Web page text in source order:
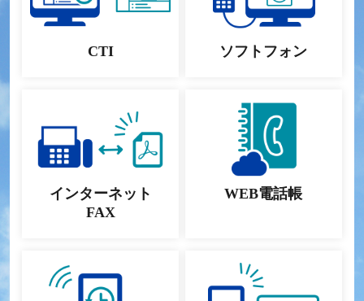
CTI ソフトフォン
インターネット
FAX
WEB電話帳